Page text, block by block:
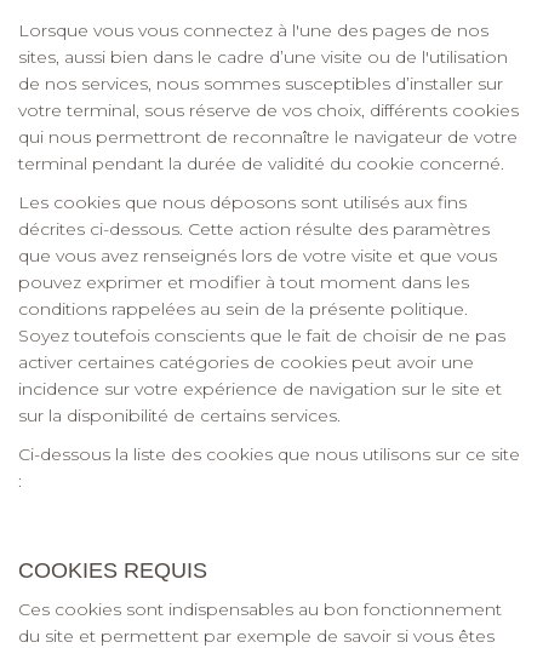
Lorsque vous vous connectez à l'une des pages de nos
sites, aussi bien dans le cadre d’une visite ou de l'utilisation
de nos services, nous sommes susceptibles d’installer sur
votre terminal, sous réserve de vos choix, différents cookies
qui nous permettront de reconnaître le navigateur de votre
terminal pendant la durée de validité du cookie concerné.
Les cookies que nous déposons sont utilisés aux fins
décrites ci-dessous. Cette action résulte des paramètres
que vous avez renseignés lors de votre visite et que vous
pouvez exprimer et modifier à tout moment dans les
conditions rappelées au sein de la présente politique.
Soyez toutefois conscients que le fait de choisir de ne pas
activer certaines catégories de cookies peut avoir une
incidence sur votre expérience de navigation sur le site et
sur la disponibilité de certains services.
Ci-dessous la liste des cookies que nous utilisons sur ce site
:
COOKIES REQUIS
Ces cookies sont indispensables au bon fonctionnement
du site et permettent par exemple de savoir si vous êtes